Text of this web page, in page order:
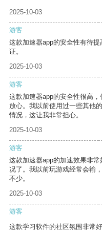
2025-10-03
游客
这款加速器app的安全性有待
证。
2025-10-03
游客
这款加速器app的安全性很高
放心。我以前使用过一些其他
情况，这让我非常担心。
2025-10-03
游客
这款加速器app的加速效果非
况了。我以前玩游戏经常会输
不少。
2025-10-03
游客
这款学习软件的社区氛围非常